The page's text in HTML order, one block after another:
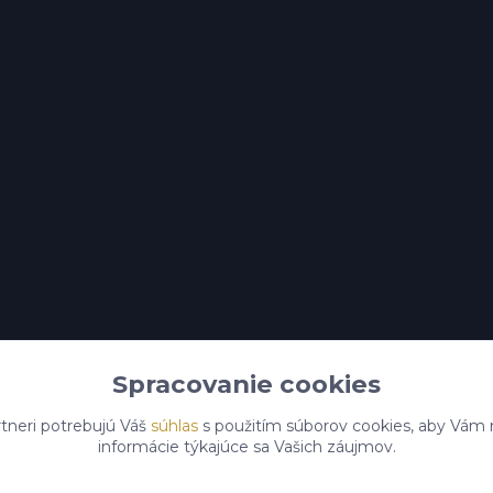
Spracovanie cookies
potrebujú Váš súhlass použitím súborov cookies, aby Vám
informácie týkajúce sa Vašich záujmov.